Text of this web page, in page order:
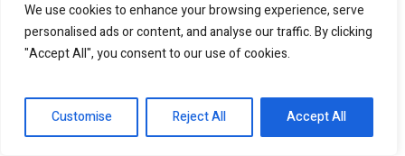
We use cookies to enhance your browsing experience, serve
personalised ads or content, and analyse our traffic. By clicking
"Accept All", you consent to our use of cookies.
Customise Reject All Accept All